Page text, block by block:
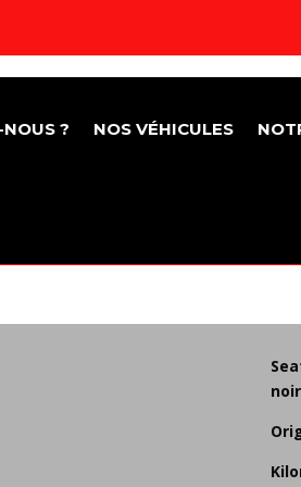
? NOS VÉHICULES